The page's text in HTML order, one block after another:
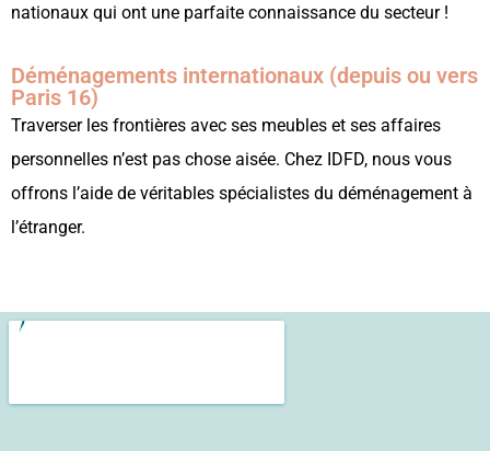
nationaux qui ont une parfaite connaissance du secteur !
Déménagements internationaux (depuis ou vers
Paris 16)
Traverser les frontières avec ses meubles et ses affaires
personnelles n’est pas chose aisée. Chez IDFD, nous vous
offrons l’aide de véritables spécialistes du déménagement à
l’étranger.